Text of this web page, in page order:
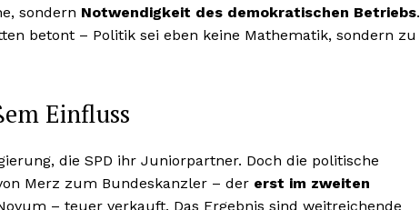
sondern Notwendigkeit des demokratischen Betriebs.
betont – Politik sei eben keine Mathematik, sondern zu
Einfluss
die SPD ihr Juniorpartner. Doch die politische
Merz zum Bundeskanzler – der erst im zweiten
– teuer verkauft. Das Ergebnis sind weitreichende